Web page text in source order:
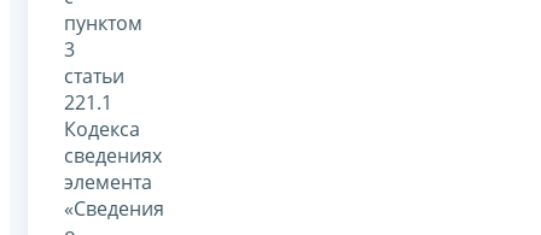
пунктом
3
статьи
221.1
Кодекса
сведениях
элемента
«Сведения